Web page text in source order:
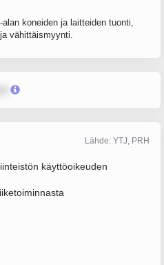
koneiden ja laitteiden tuonti,
vähittäismyynti.
Lähde: YTJ, PRH
käyttöoikeuden